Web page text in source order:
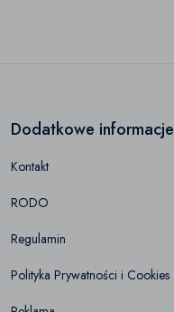
Dodatkowe informacje
Kontakt
RODO
Regulamin
Polityka Prywatności i Cookies